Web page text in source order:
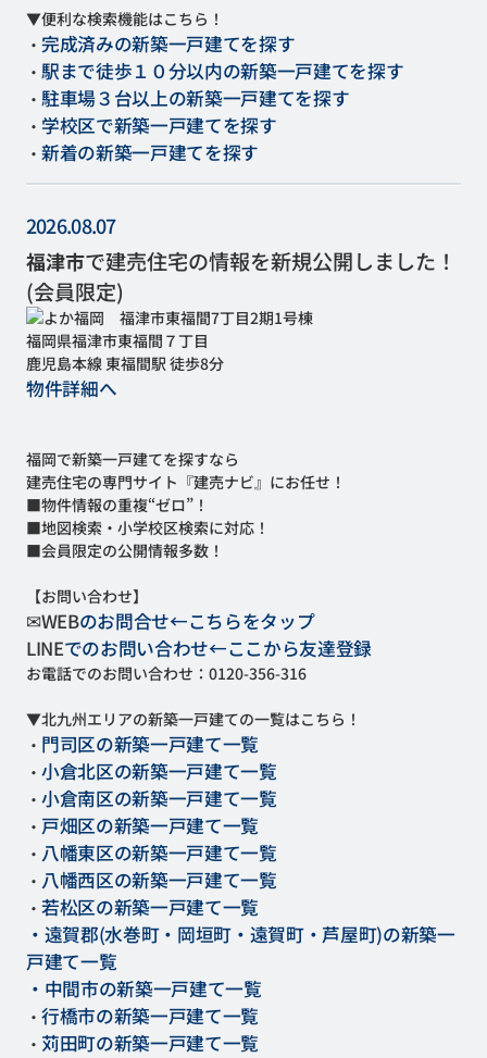
▼便利な検索機能はこちら！
・ 完成済みの新築一戸建てを探す
・ 駅まで徒歩１０分以内の新築一戸建てを探す
・ 駐車場３台以上の新築一戸建てを探す
・ 学校区で新築一戸建てを探す
・ 新着の新築一戸建てを探す
2026.08.07
福津市で建売住宅の情報を新規公開しました！
(会員限定)
福岡県福津市東福間７丁目
鹿児島本線 東福間駅 徒歩8分
物件詳細へ
福岡で新築一戸建てを探すなら
建売住宅の専門サイト『建売ナビ』にお任せ！
■物件情報の重複“ゼロ”！
■地図検索・小学校区検索に対応！
■会員限定の公開情報多数！
【お問い合わせ】
✉WEBのお問合せ←こちらをタップ
LINEでのお問い合わせ←ここから友達登録
お電話でのお問い合わせ： 0120-356-316
▼北九州エリアの新築一戸建ての一覧はこちら！
・ 門司区の新築一戸建て一覧
・ 小倉北区の新築一戸建て一覧
・ 小倉南区の新築一戸建て一覧
・ 戸畑区の新築一戸建て一覧
・ 八幡東区の新築一戸建て一覧
・ 八幡西区の新築一戸建て一覧
・ 若松区の新築一戸建て一覧
・遠賀郡(水巻町・岡垣町・遠賀町・芦屋町)の新築一
戸建て一覧
・中間市の新築一戸建て一覧
・ 行橋市の新築一戸建て一覧
・ 苅田町の新築一戸建て一覧